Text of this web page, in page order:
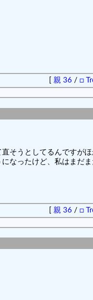
親 36 / □
そうとしてるんですが
なったけど、私はまだま
親 36 / □